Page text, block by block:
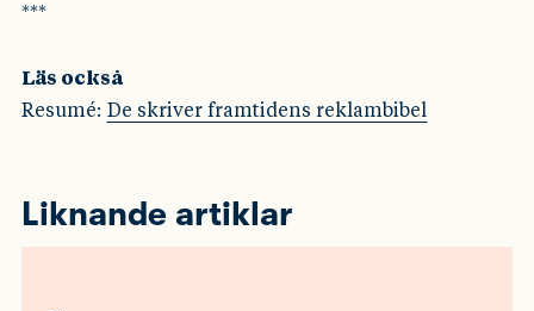
***
Läs också
Resumé: De skriver framtidens reklambibel
Liknande artiklar